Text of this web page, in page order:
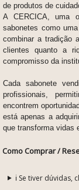
de produtos de
A CERCICA, uma
sabonetes como
combinar a tradição
clientes quanto a
compromisso da
Cada sabonete
profissionais,
encontrem
está apenas a
que transforma vidas
Como Comprar /
ℹ️ Se tiver